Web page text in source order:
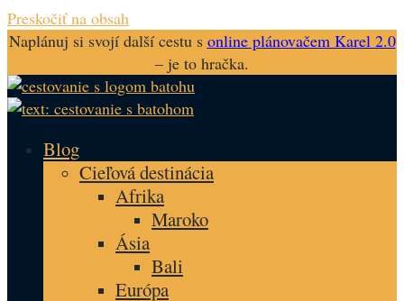
Preskočiť na obsah
Naplánuj si svojí další cestu s online plánovačem Karel 2.0
– je to hračka.
Blog
Cieľová destinácia
Afrika
Maroko
Ásia
Bali
Európa